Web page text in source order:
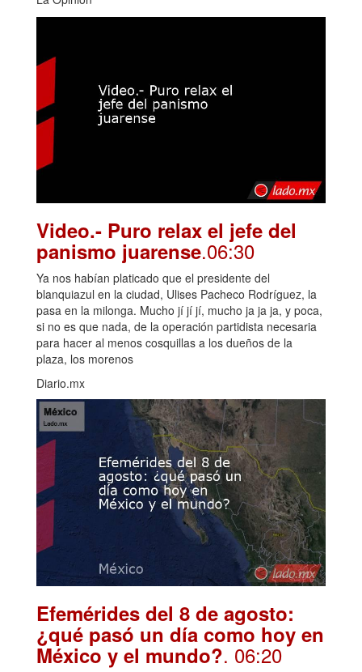
Video.- Puro relax el jefe del
panismo juarense.06:30
Ya nos habían platicado que el presidente del
blanquiazul en la ciudad, Ulises Pacheco Rodríguez, la
pasa en la milonga. Mucho jí jí jí, mucho ja ja ja, y poca,
si no es que nada, de la operación partidista necesaria
para hacer al menos cosquillas a los dueños de la
plaza, los morenos
Diario.mx
Efemérides del 8 de agosto:
¿qué pasó un día como hoy en
México y el mundo?. 06:20